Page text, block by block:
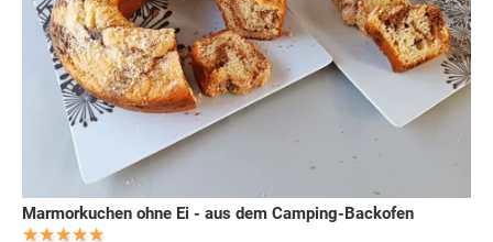
Marmorkuchen ohne Ei - aus dem Camping-Backofen